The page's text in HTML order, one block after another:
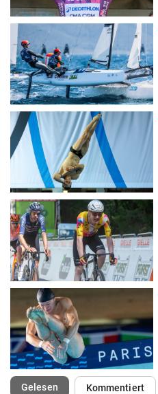
Gelesen(ausgewählt)Kommentiert